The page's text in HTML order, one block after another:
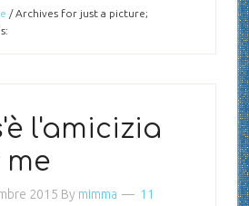
/Archives for just a picture;
l'amicizia
me
2015 By mimma
11